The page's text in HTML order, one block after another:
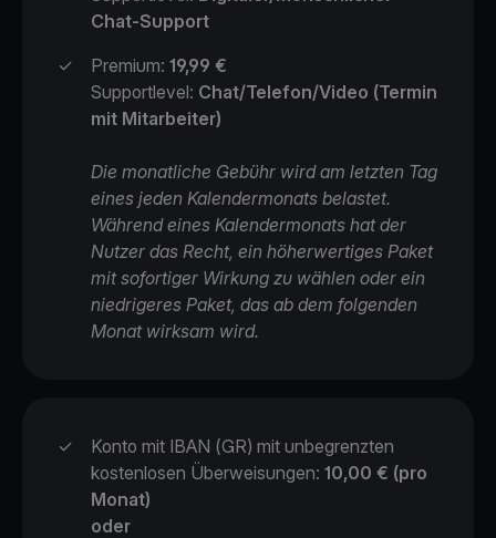
Chat-Support
✓
Premium: 19,99 €
Supportlevel: Chat/Telefon/Video (Termin
mit Mitarbeiter)
Die monatliche Gebühr wird am letzten Tag
eines jeden Kalendermonats belastet.
Während eines Kalendermonats hat der
Nutzer das Recht, ein höherwertiges Paket
mit sofortiger Wirkung zu wählen oder ein
niedrigeres Paket, das ab dem folgenden
Monat wirksam wird.
✓
Konto mit IBAN (GR) mit unbegrenzten
kostenlosen Überweisungen: 10,00 € (pro
Monat)
oder